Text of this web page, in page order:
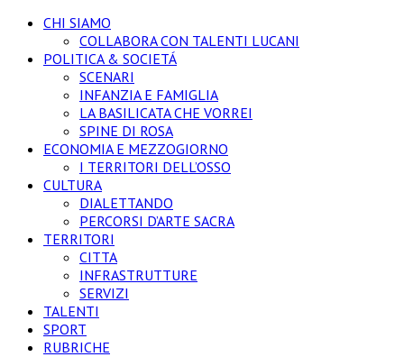
CHI SIAMO
COLLABORA CON TALENTI LUCANI
POLITICA & SOCIETÁ
SCENARI
INFANZIA E FAMIGLIA
LA BASILICATA CHE VORREI
SPINE DI ROSA
ECONOMIA E MEZZOGIORNO
I TERRITORI DELL’OSSO
CULTURA
DIALETTANDO
PERCORSI D’ARTE SACRA
TERRITORI
CITTA
INFRASTRUTTURE
SERVIZI
TALENTI
SPORT
RUBRICHE